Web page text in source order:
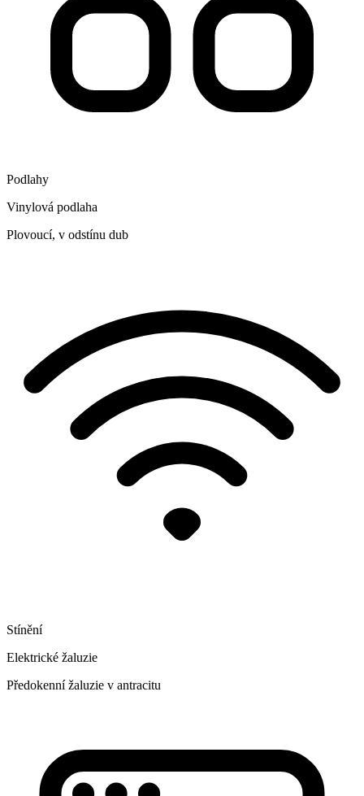
Podlahy
Vinylová podlaha
Plovoucí, v odstínu dub
Stínění
Elektrické žaluzie
Předokenní žaluzie v antracitu